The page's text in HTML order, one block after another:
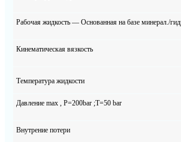
Рабочая жидкость — Основанная на базе минерал./
Кинематическая вязкость
Температура жидкости
Давление max , P=200bar ;T=50 bar
Внутрение потери